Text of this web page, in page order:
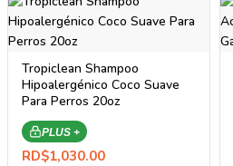
Tropiclean Shampoo
Hipoalergénico Coco Suave
Para Perros 20oz
PLUS +
RD$1,030.00